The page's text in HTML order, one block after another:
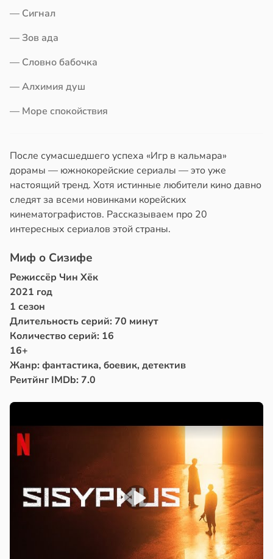
— Сигнал
— Зов ада
— Словно бабочка
— Алхимия душ
— Море спокойствия
После сумасшедшего успеха «Игр в кальмара»
дорамы — южнокорейские сериалы — это уже
настоящий тренд. Хотя истинные любители кино давно
следят за всеми новинками корейских
кинематографистов. Рассказываем про 20
интересных сериалов этой страны.
Миф о Сизифе
Режиссёр Чин Хёк
2021 год
1 сезон
Длительность серий: 70 минут
Количество серий: 16
16+
Жанр: фантастика, боевик, детектив
Реитйнг IMDb: 7.0